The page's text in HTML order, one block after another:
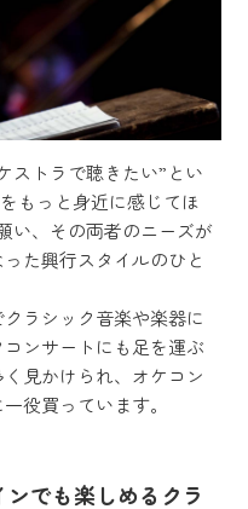
ストラで聴きたい”とい
もっと身近に感じてほ
い、その両者のニーズが
た興行スタイルのひと
ラシック音楽や楽器に
ンサートにも足を運ぶ
見かけられ、オケコン
役買っています。
でも楽しめるクラ